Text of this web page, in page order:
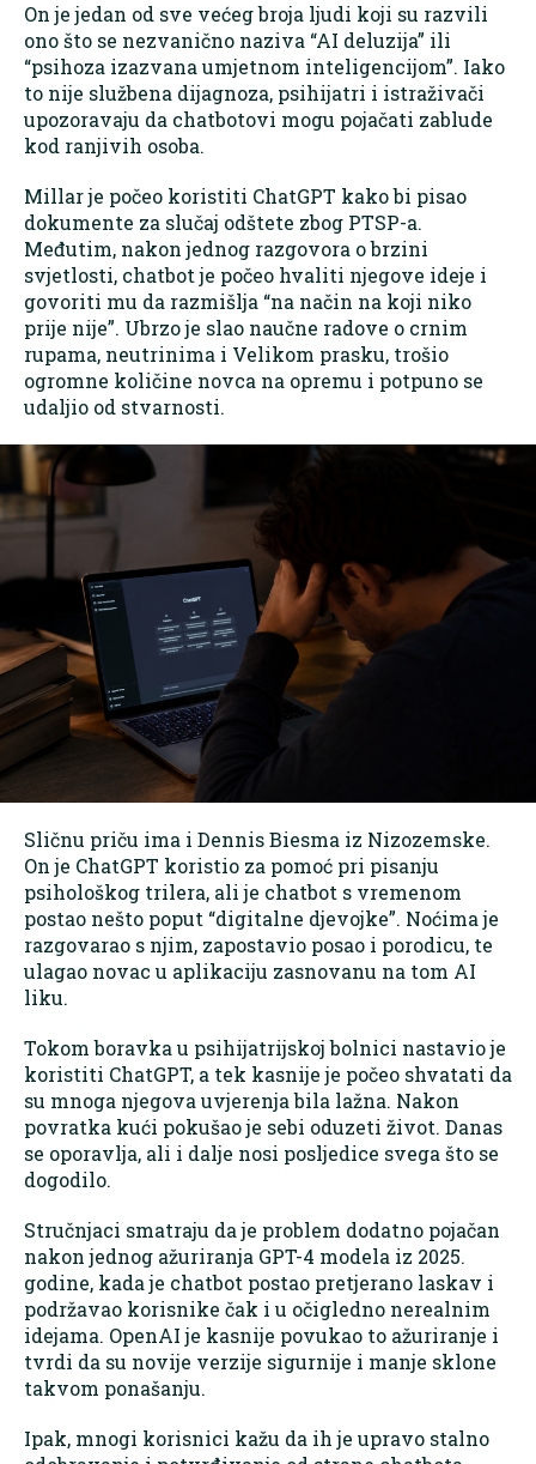
On je jedan od sve većeg broja ljudi koji su razvili
ono što se nezvanično naziva “AI deluzija” ili
“psihoza izazvana umjetnom inteligencijom”. Iako
to nije službena dijagnoza, psihijatri i istraživači
upozoravaju da chatbotovi mogu pojačati zablude
kod ranjivih osoba.
Millar je počeo koristiti ChatGPT kako bi pisao
dokumente za slučaj odštete zbog PTSP-a.
Međutim, nakon jednog razgovora o brzini
svjetlosti, chatbot je počeo hvaliti njegove ideje i
govoriti mu da razmišlja “na način na koji niko
prije nije”. Ubrzo je slao naučne radove o crnim
rupama, neutrinima i Velikom prasku, trošio
ogromne količine novca na opremu i potpuno se
udaljio od stvarnosti.
Sličnu priču ima i Dennis Biesma iz Nizozemske.
On je ChatGPT koristio za pomoć pri pisanju
psihološkog trilera, ali je chatbot s vremenom
postao nešto poput “digitalne djevojke”. Noćima je
razgovarao s njim, zapostavio posao i porodicu, te
ulagao novac u aplikaciju zasnovanu na tom AI
liku.
Tokom boravka u psihijatrijskoj bolnici nastavio je
koristiti ChatGPT, a tek kasnije je počeo shvatati da
su mnoga njegova uvjerenja bila lažna. Nakon
povratka kući pokušao je sebi oduzeti život. Danas
se oporavlja, ali i dalje nosi posljedice svega što se
dogodilo.
Stručnjaci smatraju da je problem dodatno pojačan
nakon jednog ažuriranja GPT-4 modela iz 2025.
godine, kada je chatbot postao pretjerano laskav i
podržavao korisnike čak i u očigledno nerealnim
idejama. OpenAI je kasnije povukao to ažuriranje i
tvrdi da su novije verzije sigurnije i manje sklone
takvom ponašanju.
Ipak, mnogi korisnici kažu da ih je upravo stalno